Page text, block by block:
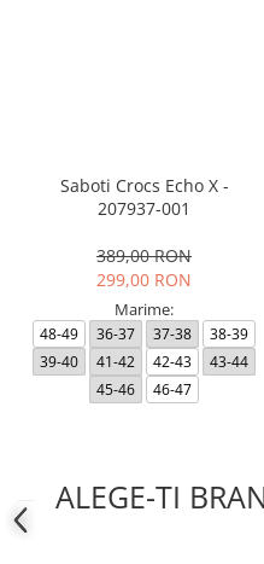
Saboti Crocs Echo X -
207937-001
389,00 RON
299,00 RON
Marime:
48-49 36-37 37-38
38-39
39-40
41-42 42-43
43-44
45-46
46-47
ALEGE-TI